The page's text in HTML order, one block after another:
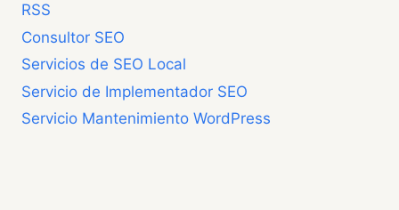
RSS
Consultor SEO
Servicios de SEO Local
Servicio de Implementador SEO
Servicio Mantenimiento WordPress